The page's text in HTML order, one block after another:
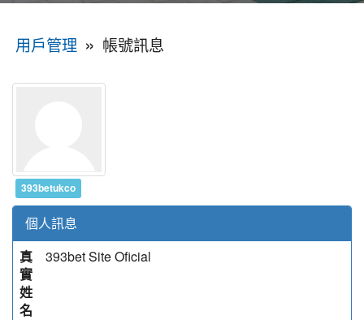
用戶管理 » 帳號訊息
393betukco
個人訊息
真
實
姓
名
393bet Site Oficial